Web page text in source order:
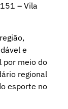
– Vila
e
por meio do
regional
esporte no